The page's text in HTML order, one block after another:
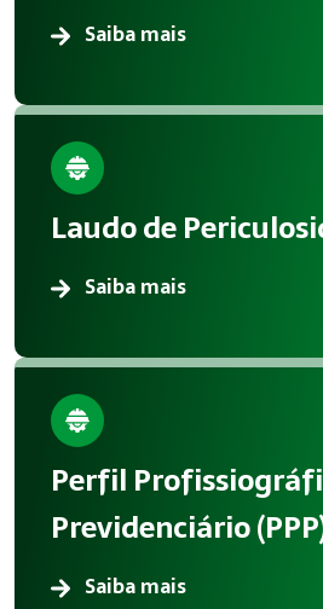
Saiba mais
Laudo de
Saiba mais
Perfil
Previdenciário
Saiba mais